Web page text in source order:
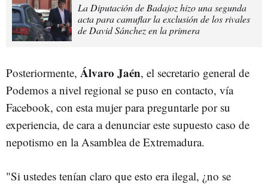
La Diputación de Badajoz hizo una segunda
acta para camuflar la exclusión de los rivales
de David Sánchez en la primera
Posteriormente, Álvaro Jaén, el secretario general de
Podemos a nivel regional se puso en contacto, vía
Facebook, con esta mujer para preguntarle por su
experiencia, de cara a denunciar este supuesto caso de
nepotismo en la Asamblea de Extremadura.
"Si ustedes tenían claro que esto era ilegal, ¿no se